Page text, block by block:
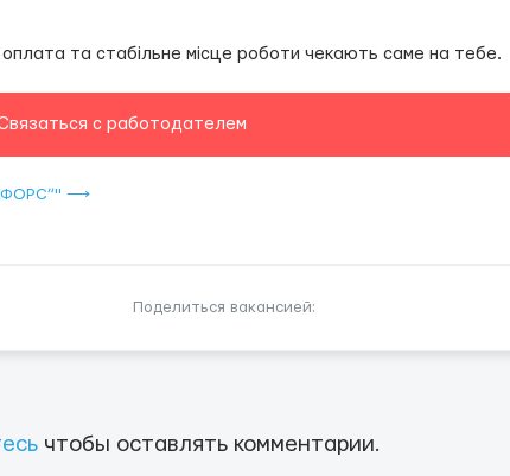
оплата та стабільне місце роботи чекають саме на тебе.
с работодателем
⟶
Поделиться вакансией:
чтобы оставлять комментарии.